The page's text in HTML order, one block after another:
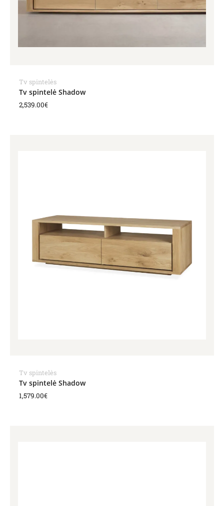
Tv spintelės
Tv spintelė Shadow
2,539.00€
Tv spintelės
Tv spintelė Shadow
1,579.00€